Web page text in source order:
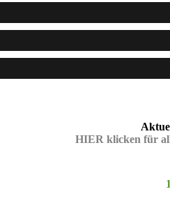
HIER klicken für